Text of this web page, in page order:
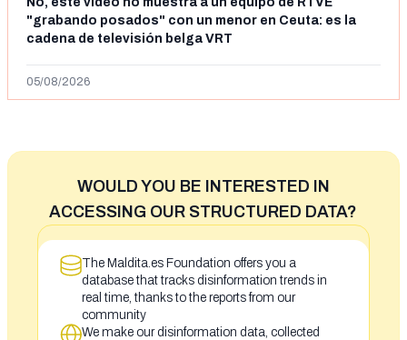
"grabando posados" con un menor en Ceuta: es la
cadena de televisión belga VRT
05/08/2026
WOULD YOU BE INTERESTED IN
ACCESSING OUR STRUCTURED DATA?
The Maldita.es Foundation offers you a
database that tracks disinformation trends in
real time, thanks to the reports from our
community
We make our disinformation data, collected